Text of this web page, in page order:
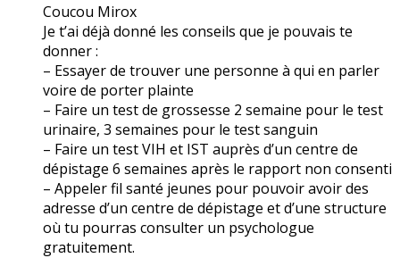
Coucou Mirox
Je t’ai déjà donné les conseils que je pouvais te
donner :
– Essayer de trouver une personne à qui en parler
voire de porter plainte
– Faire un test de grossesse 2 semaine pour le test
urinaire, 3 semaines pour le test sanguin
– Faire un test VIH et IST auprès d’un centre de
dépistage 6 semaines après le rapport non consenti
– Appeler fil santé jeunes pour pouvoir avoir des
adresse d’un centre de dépistage et d’une structure
où tu pourras consulter un psychologue
gratuitement.